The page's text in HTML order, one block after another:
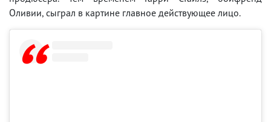
Оливии, сыграл в картине главное действующее лицо.